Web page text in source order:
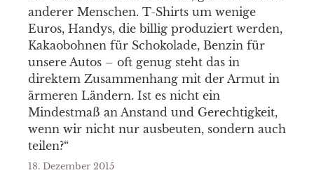
anderer Menschen. T-Shirts um wenige
Euros, Handys, die billig produziert werden,
Kakaobohnen für Schokolade, Benzin für
unsere Autos – oft genug steht das in
direktem Zusammenhang mit der Armut in
ärmeren Ländern. Ist es nicht ein
Mindestmaß an Anstand und Gerechtigkeit,
wenn wir nicht nur ausbeuten, sondern auch
teilen?“
18. Dezember 2015